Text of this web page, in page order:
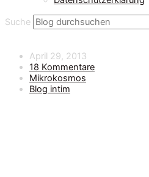
Suche
April 29, 2013
18 Kommentare
Mikrokosmos
Blog intim